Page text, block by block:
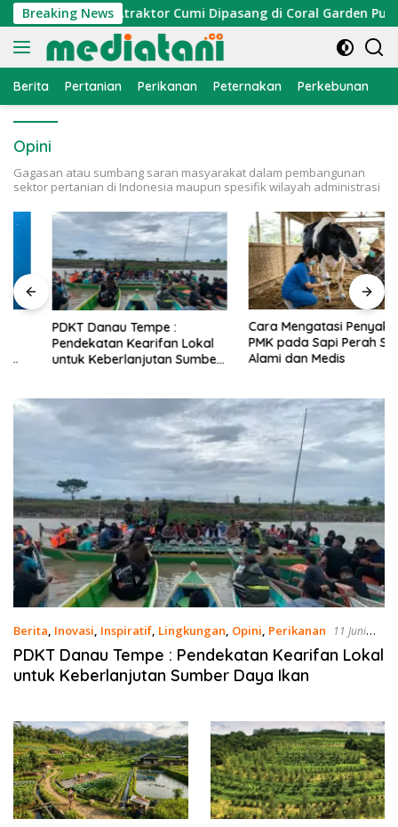
Langsung
ke
konten
Breaking News
Nelayan, Atraktor Cumi Dipasang di Coral Garden Pulau
Berita Pertanian Perikanan Peternakan Perkebunan
Opini
Gagasan atau sumbang saran masyarakat dalam pembangunan
sektor pertanian di Indonesia maupun spesifik wilayah administrasi
PDKT Danau Tempe :
Pendekatan Kearifan Lokal
untuk Keberlanjutan Sumber
Cara Mengatasi Penyakit
PMK pada Sapi Perah Secara
Alami dan Medis
Berita, Inovasi, Inspiratif, Lingkungan, Opini, Perikanan
11 Juni
2026
PDKT Danau Tempe : Pendekatan Kearifan Lokal
untuk Keberlanjutan Sumber Daya Ikan